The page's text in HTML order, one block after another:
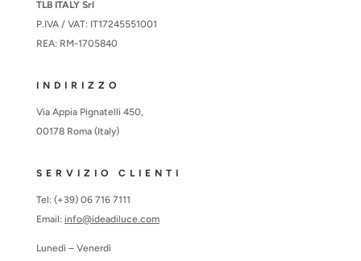
TLB ITALY Srl
P.IVA / VAT: IT17245551001
REA: RM-1705840
INDIRIZZO
Via Appia Pignatelli 450,
00178 Roma (Italy)
SERVIZIO CLIENTI
Tel: (+39) 06 716 7111
Email: info@ideadiluce.com
Lunedì – Venerdì